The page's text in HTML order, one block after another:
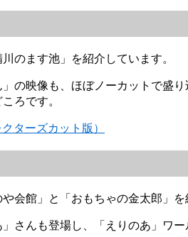
のます池」を紹介しています。
の映像も、ほぼノーカットで盛
ろです。
ターズカット版）
会館」と「おもちゃの金太郎」を
さんも登場し、「えりのあ」ワー